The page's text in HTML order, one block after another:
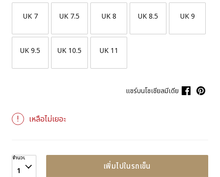
UK 7 UK 7.5 UK 8 UK 8.5 UK 9
UK 9.5 UK 10.5 UK 11
แชร์บนโซเชียลมีเดีย
เหลือไม่เยอะ
จำนวน
1 เพิ่มไปในรถเข็น